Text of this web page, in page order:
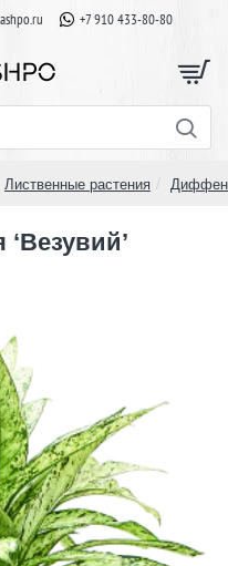
+7 910 433-80-80
Лиственные растения